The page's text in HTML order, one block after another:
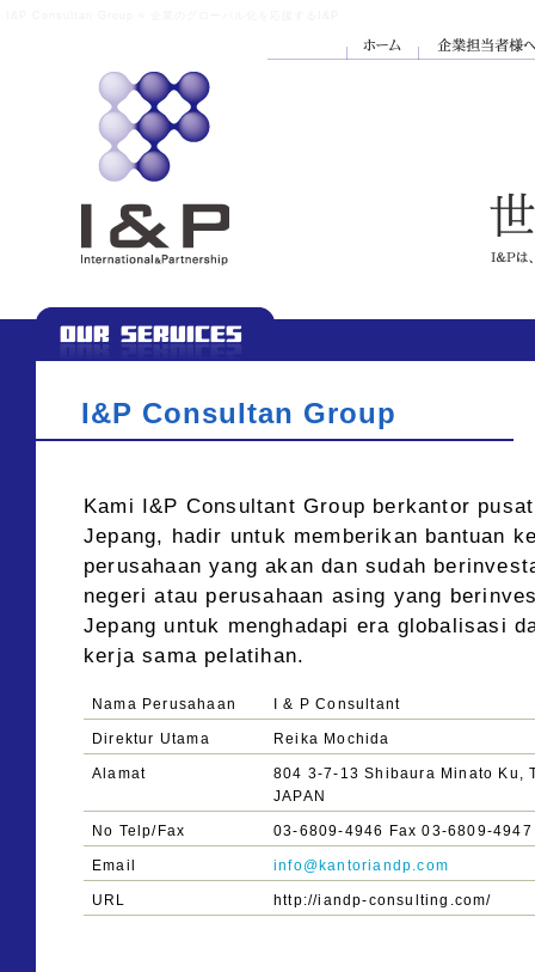
I&P Consultan Group
Kami I&P Consultant Group berkantor
Jepang, hadir untuk memberikan bantuan
perusahaan yang akan dan sudah
negeri atau perusahaan asing yang
Jepang untuk menghadapi era globalisasi
kerja sama pelatihan.
Nama Perusahaan I & P Consultant
Direktur Utama Reika Mochida
Alamat
804 3-7-13 Shibaura Minato Ku,
JAPAN
No Telp/Fax 03-6809-4946 Fax 03-6809-4947
Email info@kantoriandp.com
URL http://iandp-consulting.com/